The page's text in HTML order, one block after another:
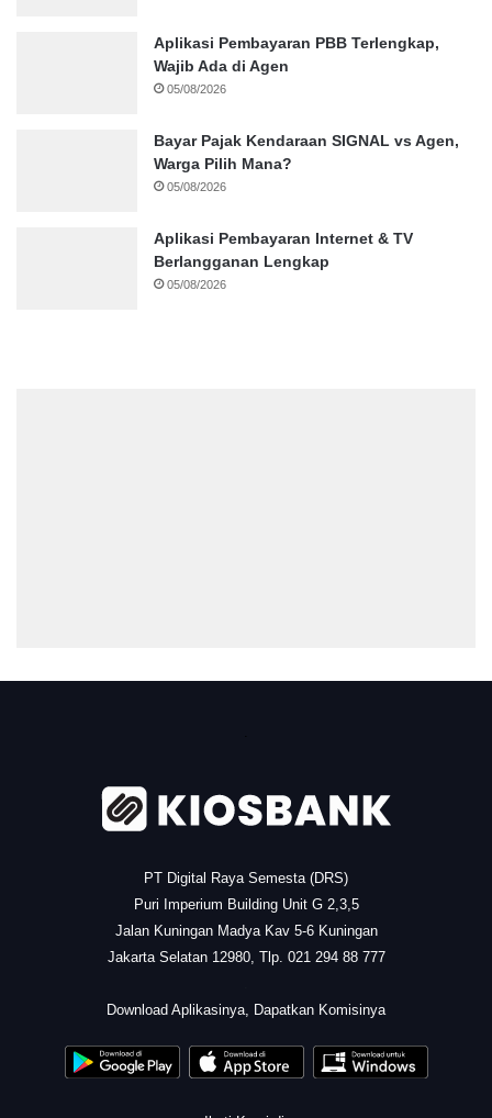
Aplikasi Pembayaran PBB Terlengkap,
Wajib Ada di Agen
05/08/2026
Bayar Pajak Kendaraan SIGNAL vs Agen,
Warga Pilih Mana?
05/08/2026
Aplikasi Pembayaran Internet & TV
Berlangganan Lengkap
05/08/2026
.
PT Digital Raya Semesta (DRS)
Puri Imperium Building Unit G 2,3,5
Jalan Kuningan Madya Kav 5-6 Kuningan
Jakarta Selatan 12980, Tlp. 021 294 88 777
Download Aplikasinya, Dapatkan Komisinya